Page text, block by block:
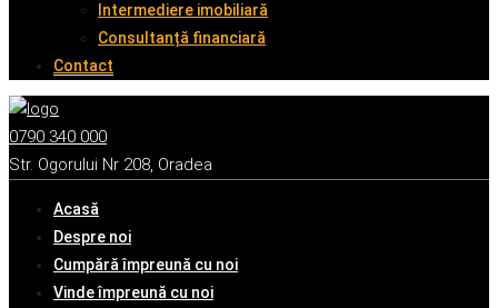
Intermediere imobiliară
Consultanță financiară
Contact
0790 340 000
Str. Ogorului Nr 208, Oradea
Acasă
Despre noi
Cumpără împreună cu noi
Vinde împreună cu noi